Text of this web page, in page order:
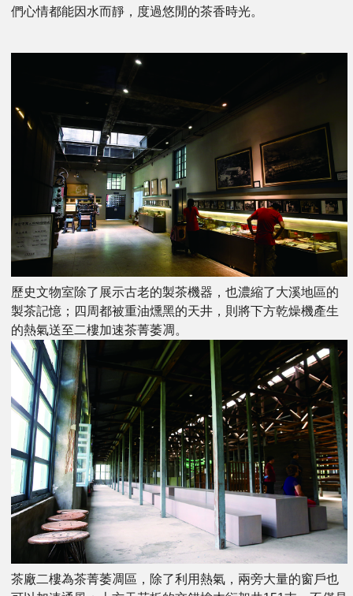
們心情都能因水而靜，度過悠閒的茶香時光。
歷史文物室除了展示古老的製茶機器，也濃縮了大溪地區的
製茶記憶；四周都被重油燻黑的天井，則將下方乾燥機產生
的熱氣送至二樓加速茶菁萎凋。
茶廠二樓為茶菁萎凋區，除了利用熱氣，兩旁大量的窗戶也